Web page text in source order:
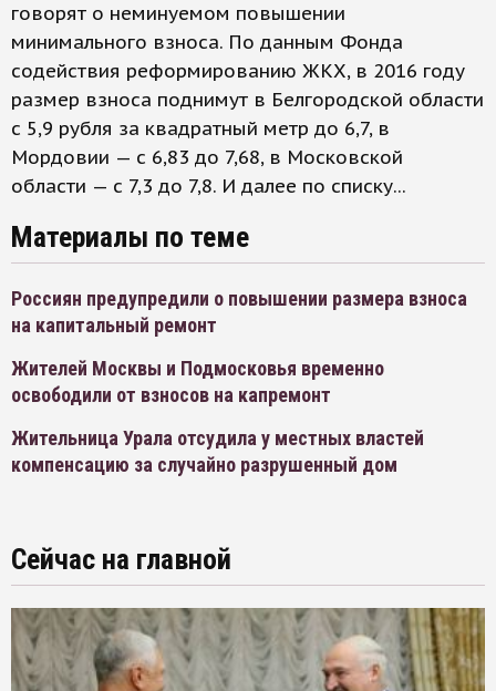
говорят о неминуемом повышении
минимального взноса. По данным Фонда
содействия реформированию ЖКХ, в 2016 году
размер взноса поднимут в Белгородской области
с 5,9 рубля за квадратный метр до 6,7, в
Мордовии — с 6,83 до 7,68, в Московской
области — с 7,3 до 7,8. И далее по списку...
Материалы по теме
Россиян предупредили о повышении размера взноса
на капитальный ремонт
Жителей Москвы и Подмосковья временно
освободили от взносов на капремонт
Жительница Урала отсудила у местных властей
компенсацию за случайно разрушенный дом
Сейчас на главной